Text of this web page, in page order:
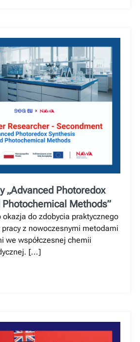
„Advanced Photoredox
Methods”
okazja do zdobycia praktycznego
z nowoczesnymi metodami
we współczesnej chemii
[...]